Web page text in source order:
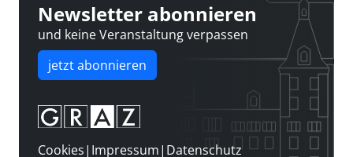
Newsletter abonnieren
und keine Veranstaltung verpassen
jetzt abonnieren
Cookies| Impressum| Datenschutz